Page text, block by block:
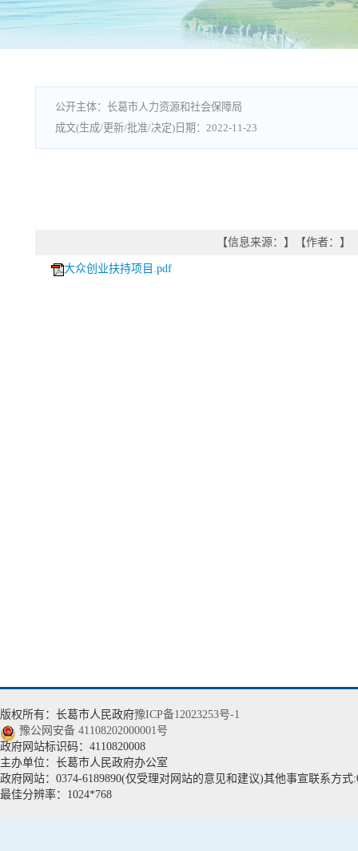
长葛市人力资源和社会保障局
2022-11-23
【信息来源： 】 【作者： 】
大众创业扶持项目.pdf
版权所有：长葛市人民政府豫ICP备12023253号-1
豫公网安备 41108202000001号
政府网站标识码：4110820008
主办单位：长葛市人民政府办公室
政府网站：0374-6189890(仅受理对网站的意见和建议)其他事宣联系方式
最佳分辨率：1024*768